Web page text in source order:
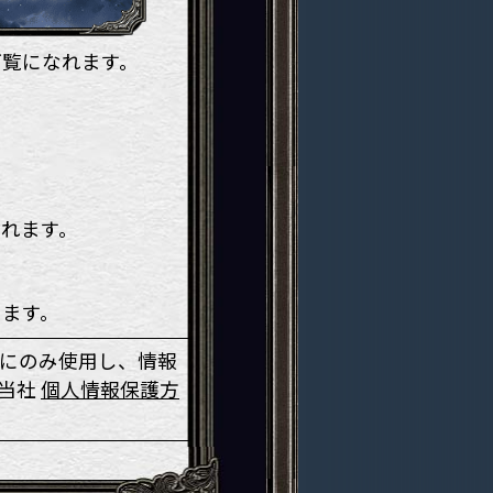
になれます。
ます。
す。
のみ使用し、情報
社個人情報保護方